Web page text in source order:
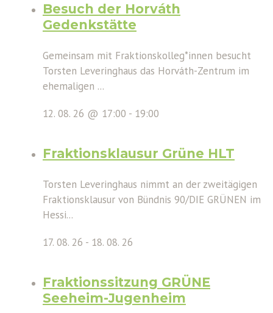
Besuch der Horváth
Gedenkstätte
Gemeinsam mit Fraktionskolleg*innen besucht
Torsten Leveringhaus das Horváth-Zentrum im
ehemaligen ...
12. 08. 26 @ 17:00 - 19:00
Fraktionsklausur Grüne HLT
Torsten Leveringhaus nimmt an der zweitägigen
Fraktionsklausur von Bündnis 90/DIE GRÜNEN im
Hessi...
17. 08. 26 - 18. 08. 26
Fraktionssitzung GRÜNE
Seeheim-Jugenheim